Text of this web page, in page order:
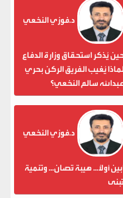
د.فوزي النخعي
يُذكر استحقاق وزارة الدفاع
يُغيب الفريق الركن بحري
سالم النخعي؟
د.فوزي النخعي
أولاً... هيبة تُصان... وتنمية